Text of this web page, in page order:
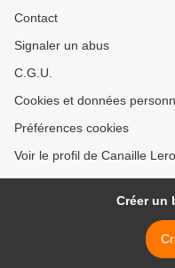
Contact
Signaler un abus
C.G.U.
Cookies et données
Préférences cookies
Voir le profil de Canaille
Créer un